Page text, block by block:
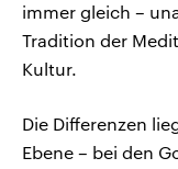
immer gleich –
Tradition der
Kultur.
Die Differenzen
Ebene – bei den